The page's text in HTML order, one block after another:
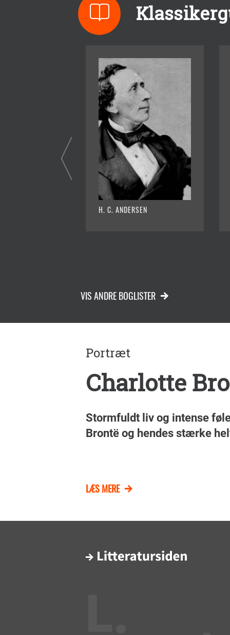
H. C. ANDERSEN
VIS ANDRE BOGLISTER
Portræt
Charlotte
Stormfuldt liv og intense
Brontë og hendes stærke
LÆS MERE